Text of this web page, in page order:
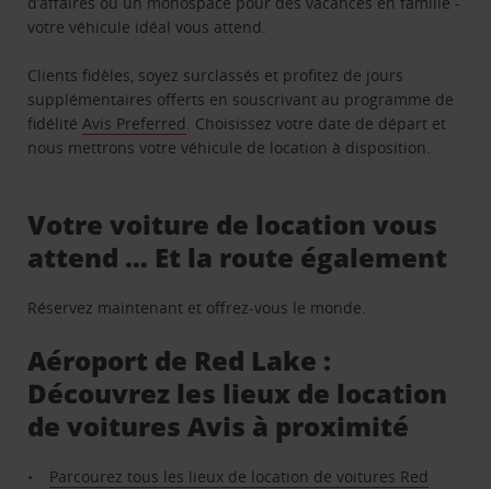
votre véhicule idéal vous attend.
Clients fidèles, soyez surclassés et profitez de jours
supplémentaires offerts en souscrivant au programme de
fidélitéAvis Preferred. Choisissez votre date de départ et
nous mettrons votre véhicule de location à disposition.
Votre voiture de location vous
attend … Et la route également
Réservez maintenant et offrez-vous le monde.
Aéroport de Red Lake :
Découvrez les lieux de location
de voitures Avis à proximité
Parcourez tous les lieux de location de voitures Red